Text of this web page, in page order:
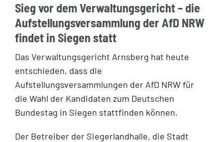
Sieg vor dem Verwaltungsgericht – die
Aufstellungsversammlung der AfD NRW
findet in Siegen statt
Das Verwaltungsgericht Arnsberg hat heute
entschieden, dass die
Aufstellungsversammlungen der AfD NRW für
die Wahl der Kandidaten zum Deutschen
Bundestag in Siegen stattfinden können.
Der Betreiber der Siegerlandhalle, die Stadt